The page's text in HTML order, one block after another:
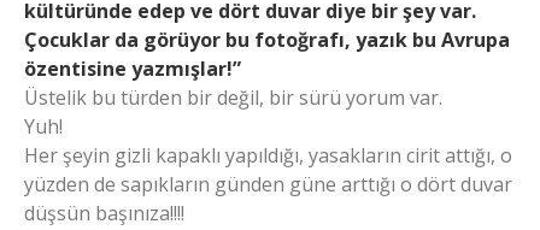
kültüründe edep ve dört duvar diye bir şey var.
Çocuklar da görüyor bu fotoğrafı, yazık bu Avrupa
özentisine yazmışlar!”
Üstelik bu türden bir değil, bir sürü yorum var.
Yuh!
Her şeyin gizli kapaklı yapıldığı, yasakların cirit attığı, o
yüzden de sapıkların günden güne arttığı o dört duvar
düşsün başınıza!!!!